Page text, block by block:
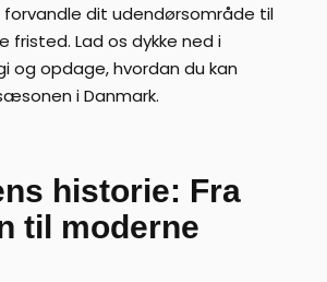
dit udendørsområde til
fristed. Lad os dykke ned i
og opdage, hvordan du kan
i Danmark.
historie: Fra
til moderne